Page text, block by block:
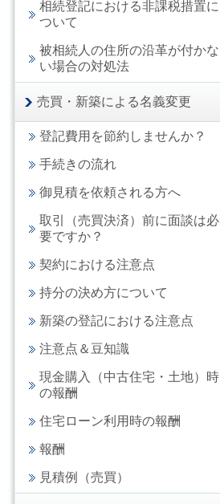
相続登記における非課税措置に
ついて
被相続人の住所の沿革が付かな
い場合の対処法
売買・新築による名義変更
登記費用を節約しませんか？
手続きの流れ
御見積を依頼される方へ
取引（売買決済）前に面談は必
要ですか？
契約における注意点
持分の決め方について
新築の登記における注意点
注意点＆豆知識
現金購入（中古住宅・土地）時
の報酬
住宅ローン利用時の報酬
報酬
見積例（売買）